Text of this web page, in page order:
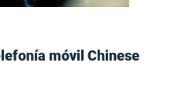
móvil Chinese